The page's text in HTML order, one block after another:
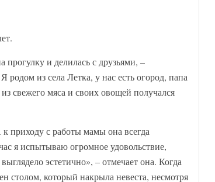
прогулку и делилась с друзьями, –
из села Летка, у нас есть огород, папа
свежего мяса и своих овощей получался
с работы мамы она всегда
я испытываю огромное удовольствие,
эстетично», – отмечает она. Когда
который накрыла невеста, несмотря